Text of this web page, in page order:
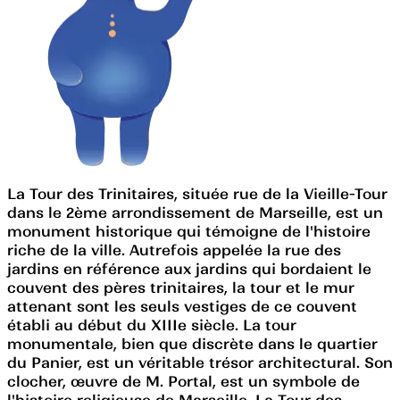
La Tour des Trinitaires, située rue de la Vieille-Tour
dans le 2ème arrondissement de Marseille, est un
monument historique qui témoigne de l'histoire
riche de la ville. Autrefois appelée la rue des
jardins en référence aux jardins qui bordaient le
couvent des pères trinitaires, la tour et le mur
attenant sont les seuls vestiges de ce couvent
établi au début du XIIIe siècle. La tour
monumentale, bien que discrète dans le quartier
du Panier, est un véritable trésor architectural. Son
clocher, œuvre de M. Portal, est un symbole de